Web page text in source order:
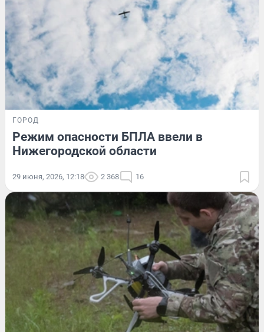
ГОРОД
Режим опасности БПЛА ввели в
Нижегородской области
29 июня, 2026, 12:18 2 368 16